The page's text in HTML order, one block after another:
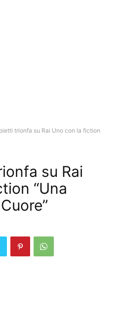
trionfa su Rai Uno con la fiction
su Rai
“Una